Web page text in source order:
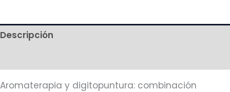
Descripción
Aromaterapia y digitopuntura: combinación